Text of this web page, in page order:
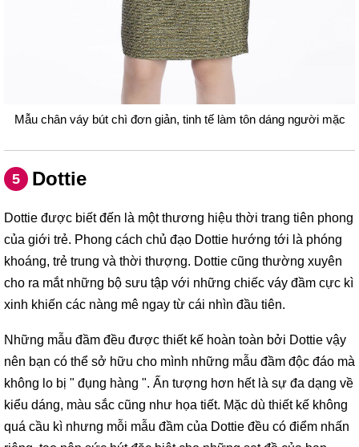
Mẫu chân váy bút chì đơn giản, tinh tế làm tôn dáng người mặc
5 Dottie
Dottie được biết đến là một thương hiệu thời trang tiên phong
của giới trẻ. Phong cách chủ đạo Dottie hướng tới là phóng
khoáng, trẻ trung và thời thượng. Dottie cũng thường xuyên
cho ra mắt những bộ sưu tập với những chiếc váy đầm cực kì
xinh khiến các nàng mê ngay từ cái nhìn đầu tiên.
Những mẫu đầm đều được thiết kế hoàn toàn bởi Dottie vậy
nên bạn có thể sở hữu cho mình những mẫu đầm độc đáo mà
không lo bị " đụng hàng ". Ấn tượng hơn hết là sự đa dạng về
kiểu dáng, màu sắc cũng như họa tiết. Mặc dù thiết kế không
quá cầu kì nhưng mỗi mẫu đầm của Dottie đều có điểm nhấn